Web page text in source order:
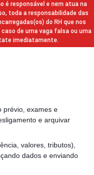
é responsável e nem atua na
toda a responsabilidade das
do RH que nos
de uma vaga falsa ou uma
imediatamente.
prévio, exames e
e arquivar
valores, tributos),
dados e enviando